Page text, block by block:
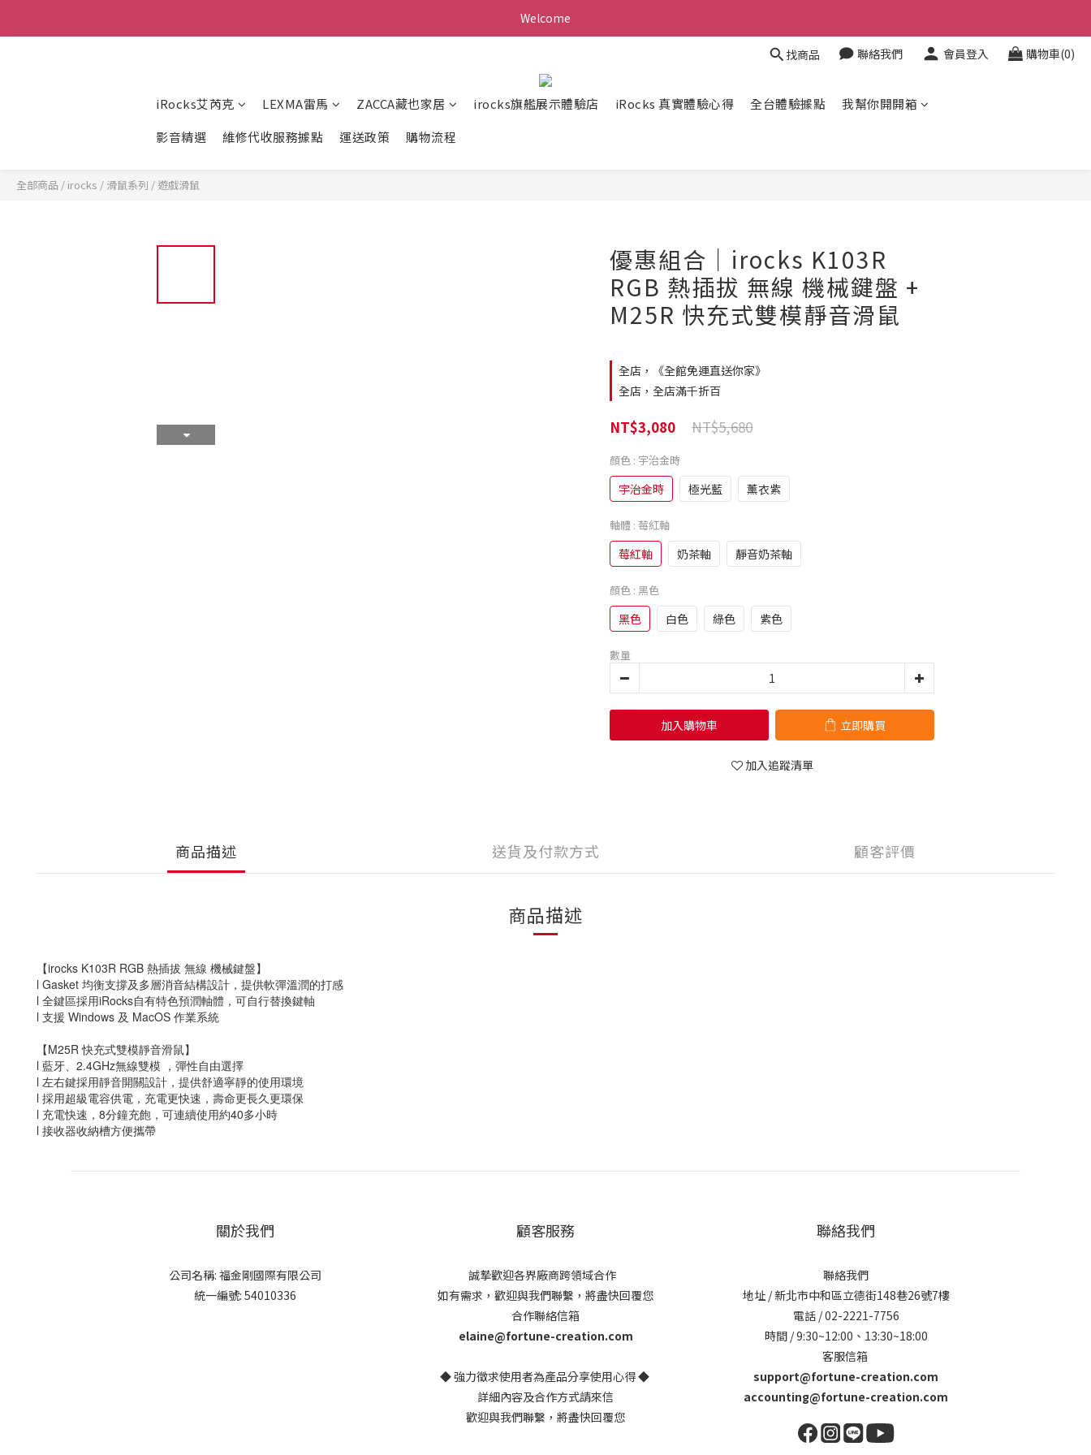
Welcome
找商品 聯絡我們 會員登入 購物車(0)
iRocks艾芮克 LEXMA雷馬 ZACCA藏也家居 irocks旗艦展示體驗店 iRocks 真實體驗心得 全台體驗據點
我幫你開開箱
影音精選
維修代收服務據點 運送政策 購物流程
全部商品 / irocks / 滑鼠系列 / 遊戲滑鼠
優惠組合｜irocks K103R
RGB 熱插拔 無線 機械鍵盤 +
M25R 快充式雙模靜音滑鼠
全店，《全館免運直送你家》
全店，全店滿千折百
NT$5,680
NT$3,080
顏色 : 宇治金時
宇治金時 極光藍 薰衣紫
軸體 : 莓紅軸
莓紅軸 奶茶軸 靜音奶茶軸
顏色 : 黑色
黑色 白色 綠色 紫色
數量
加入購物車 立即購買
加入追蹤清單
商品描述 送貨及付款方式 顧客評價
商品描述
【irocks K103R RGB 熱插拔 無線 機械鍵盤】
l Gasket 均衡支撐及多層消音結構設計，提供軟彈溫潤的打感
l 全鍵區採用iRocks自有特色預潤軸體，可自行替換鍵軸
l 支援 Windows 及 MacOS 作業系統
【M25R 快充式雙模靜音滑鼠】
l 藍牙、2.4GHz無線雙模 ，彈性自由選擇
l 左右鍵採用靜音開關設計，提供舒適寧靜的使用環境
l 採用超級電容供電，充電更快速，壽命更長久更環保
l 充電快速，8分鐘充飽，可連續使用約40多小時
l 接收器收納槽方便攜帶
關於我們
公司名稱: 福金剛國際有限公司
統一編號: 54010336
顧客服務
誠摯歡迎各界廠商跨領域合作
如有需求，歡迎與我們聯繫，將盡快回覆您
合作聯絡信箱
elaine@fortune-creation.com
◆ 強力徵求使用者為產品分享使用心得 ◆
詳細內容及合作方式請來信
歡迎與我們聯繫，將盡快回覆您
聯絡我們
聯絡我們
地址 / 新北市中和區立德街148巷26號7樓
電話 / 02-2221-7756
時間 / 9:30~12:00、13:30~18:00
客服信箱
support@fortune-creation.com
accounting@fortune-creation.com